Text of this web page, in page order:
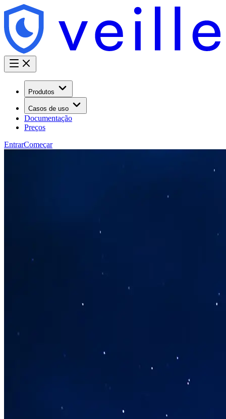
Produtos
Casos de uso
Documentação
Preços
EntrarComeçar